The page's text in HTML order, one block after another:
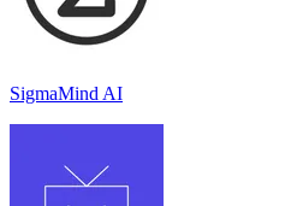
SigmaMind AI